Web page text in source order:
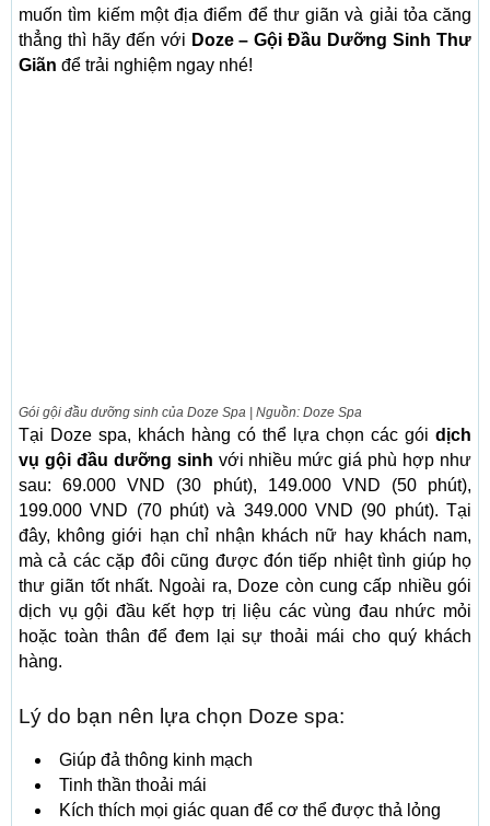
muốn tìm kiếm một địa điểm để thư giãn và giải tỏa căng
thẳng thì hãy đến với Doze – Gội Đầu Dưỡng Sinh Thư
Giãn để trải nghiệm ngay nhé!
Gói gội đầu dưỡng sinh của Doze Spa | Nguồn: Doze Spa
Tại Doze spa, khách hàng có thể lựa chọn các gói dịch
vụ gội đầu dưỡng sinh với nhiều mức giá phù hợp như
sau: 69.000 VND (30 phút), 149.000 VND (50 phút),
199.000 VND (70 phút) và 349.000 VND (90 phút). Tại
đây, không giới hạn chỉ nhận khách nữ hay khách nam,
mà cả các cặp đôi cũng được đón tiếp nhiệt tình giúp họ
thư giãn tốt nhất. Ngoài ra, Doze còn cung cấp nhiều gói
dịch vụ gội đầu kết hợp trị liệu các vùng đau nhức mỏi
hoặc toàn thân để đem lại sự thoải mái cho quý khách
hàng.
Lý do bạn nên lựa chọn Doze spa:
Giúp đả thông kinh mạch
Tinh thần thoải mái
Kích thích mọi giác quan để cơ thể được thả lỏng